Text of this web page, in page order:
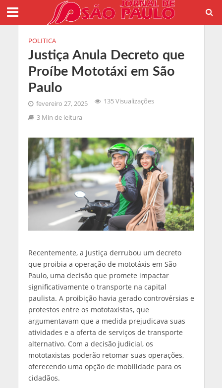
POLITICA
Justiça Anula Decreto que
Proíbe Mototáxi em São
Paulo
fevereiro 27, 2025
135 Visualizações
3 Min de leitura
Recentemente, a Justiça derrubou um decreto
que proibia a operação de mototáxis em São
Paulo, uma decisão que promete impactar
significativamente o transporte na capital
paulista. A proibição havia gerado controvérsias e
protestos entre os mototaxistas, que
argumentavam que a medida prejudicava suas
atividades e a oferta de serviços de transporte
alternativo. Com a decisão judicial, os
mototaxistas poderão retomar suas operações,
oferecendo uma opção de mobilidade para os
cidadãos.